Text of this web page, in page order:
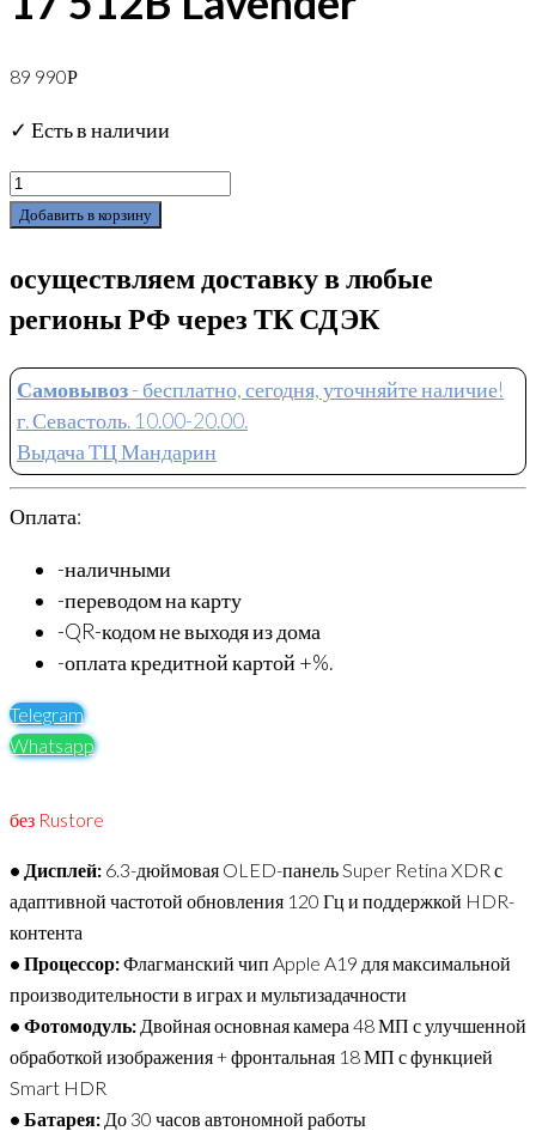
89 990Р
✓ Есть в наличии
Добавить в корзину
осуществляем доставку в любые
регионы РФ через ТК СДЭК
Самовывоз- бесплатно, сегодня, уточняйте наличие!
г. Севастоль. 10.00-20.00.
Выдача ТЦ Мандарин
Оплата:
-наличными
-переводом на карту
-QR-кодом не выходя из дома
-оплата кредитной картой +%.
Telegram
Whatsapp
без Rustore
• Дисплей: 6.3-дюймовая OLED-панель Super Retina XDR с
адаптивной частотой обновления 120 Гц и поддержкой HDR-
контента
• Процессор:Флагманский чип Apple A19 для максимальной
производительности в играх и мультизадачности
• Фотомодуль: Двойная основная камера 48 МП с улучшенной
обработкой изображения + фронтальная 18 МП с функцией
Smart HDR
• Батарея: До 30 часов автономной работы